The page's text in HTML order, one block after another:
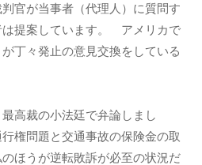
官が当事者（代理人）に質問す
は提案しています。 アメリカで
丁々発止の意見交換をしている
高裁の小法廷で弁論しまし
権問題と交通事故の保険金の取
ほうが逆転敗訴が必至の状況だ